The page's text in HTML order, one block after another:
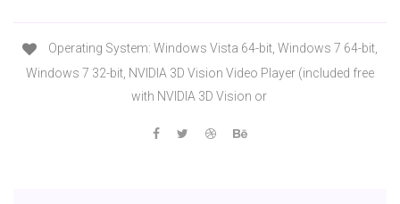
Operating System: Windows Vista 64-bit, Windows 7 64-bit,
Windows 7 32-bit, NVIDIA 3D Vision Video Player (included free
with NVIDIA 3D Vision or